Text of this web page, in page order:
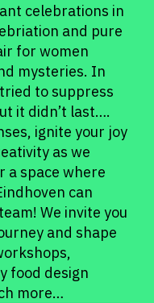
celebrations in
and pure
for women
mysteries. In
to suppress
it didn’t last….
ignite your joy
as we
a space where
can
We invite you
and shape
food design
more…